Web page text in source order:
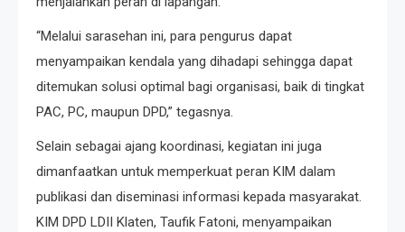
“Melalui sarasehan ini, para pengurus dapat
menyampaikan kendala yang dihadapi sehingga dapat
ditemukan solusi optimal bagi organisasi, baik di tingkat
PAC, PC, maupun DPD,” tegasnya.
Selain sebagai ajang koordinasi, kegiatan ini juga
dimanfaatkan untuk memperkuat peran KIM dalam
publikasi dan diseminasi informasi kepada masyarakat.
KIM DPD LDII Klaten, Taufik Fatoni, menyampaikan